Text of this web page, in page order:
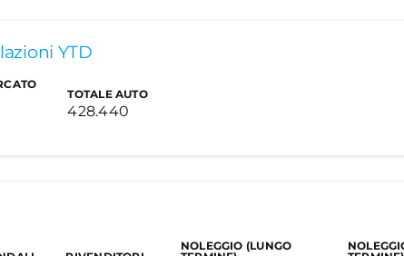
YTD
TOTALE AUTO
428.440
delle auto elettriche pure sono pari a 8.170 unità
NOLEGGIO (LUNGO